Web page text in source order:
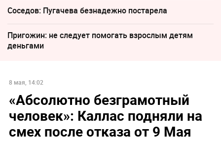
Соседов: Пугачева безнадежно постарела
Пригожин: не следует помогать взрослым детям
деньгами
8 мая, 14:02
«Абсолютно безграмотный
человек»: Каллас подняли на
смех после отказа от 9 Мая